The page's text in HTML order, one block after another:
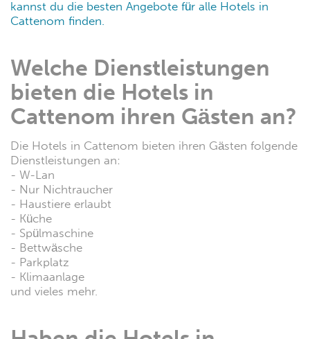
Im Durchschnitt kostet ein Hotel in Cattenom etwa
32 € pro Nacht.Hier ist eine Liste der besten
Welche Jahreszeit eignet
sich für einen Aufenthalt in
einem Hotel in Cattenom
am besten?
Eigentlich eignet sich jede Jahreszeit gut für einen
Hotelaufenthalt in Cattenom.
kannst du die besten Angebote für alle Hotels in
Cattenom finden.
Welche Dienstleistungen
bieten die Hotels in
Cattenom ihren Gästen an?